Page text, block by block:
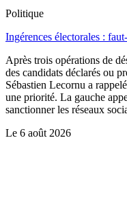
Politique
Ingérences électorales :
Après trois opérations de
des candidats déclarés ou
Sébastien Lecornu a
une priorité. La gauche
sanctionner les réseaux
Le 6 août 2026